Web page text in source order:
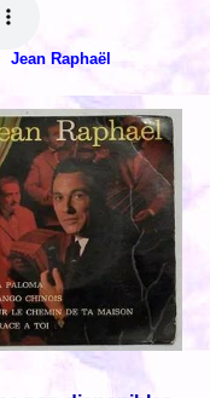
Jean Raphaël